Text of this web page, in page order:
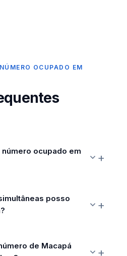
OCUPADO EM
ocupado em
posso
de Macapá